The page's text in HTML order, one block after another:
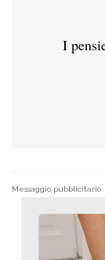
I
Messaggio pubblicitario